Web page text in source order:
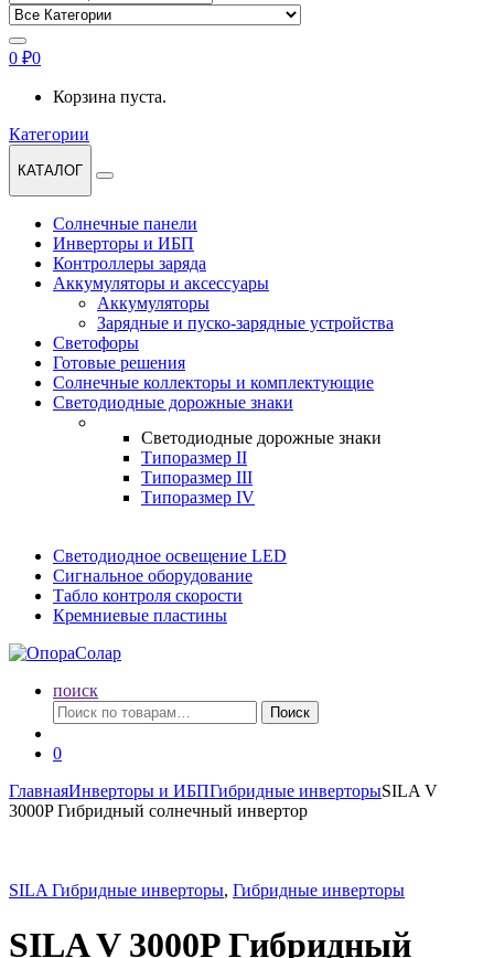
0 ₽0
Корзина пуста.
Категории
КАТАЛОГ
Солнечные панели
Инверторы и ИБП
Контроллеры заряда
Аккумуляторы и аксессуары
Аккумуляторы
Зарядные и пуско-зарядные устройства
Светофоры
Готовые решения
Солнечные коллекторы и комплектующие
Светодиодные дорожные знаки
Светодиодные дорожные знаки
Типоразмер II
Типоразмер III
Типоразмер IV
Светодиодное освещение LED
Сигнальное оборудование
Табло контроля скорости
Кремниевые пластины
поиск
Искать:
Поиск
0
ГлавнаяИнверторы и ИБПГибридные инверторыSILA V
3000P Гибридный солнечный инвертор
SILA Гибридные инверторы, Гибридные инверторы
SILA V 3000P Гибридный